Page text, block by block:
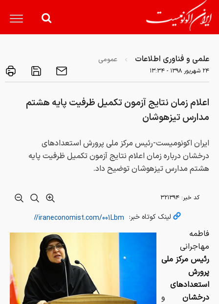
علمی و فناوری اطلاعات عمومی
۲۴ شهريور ۱۳۹۸ - ۱۳:۳۴
اعلام زمان نتایج آزمون تکمیل ظرفیت پایه هشتم
مدارس تیزهوشان
ایران اکونومیست-رئیس مرکز ملی پرورش استعدادهای
درخشان درباره زمان اعلام نتایج آزمون تکمیل ظرفیت پایه
هشتم مدارس تیزهوشان توضیح داد.
کد خبر: ۳۲۱۳۹۴
لینک کوتاه خبر:
فاطمه
مهاجرانی
رئیس مرکز ملی
پرورش
استعدادهای
درخشان و